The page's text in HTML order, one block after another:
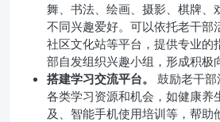
舞、书法、绘画、摄影、棋牌、
不同兴趣爱好。可以依托老干部
社区文化站等平台，提供专业的
部自发组织兴趣小组，形成积极
搭建学习交流平台。
鼓励老干
各类学习资源和机会，如健康养
及、智能手机使用培训等，帮助